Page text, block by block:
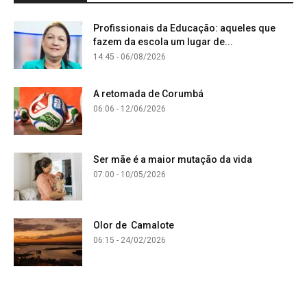
Profissionais da Educação: aqueles que
fazem da escola um lugar de...
14:45 - 06/08/2026
A retomada de Corumbá
06:06 - 12/06/2026
Ser mãe é a maior mutação da vida
07:00 - 10/05/2026
Olor de Camalote
06:15 - 24/02/2026